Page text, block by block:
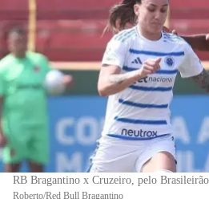
RB Bragantino x Cruzeiro, pelo
Roberto/Red Bull Bragantino